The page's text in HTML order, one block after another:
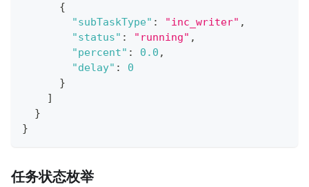
{
"subTaskType" : "inc_writer" ,
"status" : "running" ,
"percent" : 0.0 ,
"delay" :
0
}
]
}
}
任务状态枚举